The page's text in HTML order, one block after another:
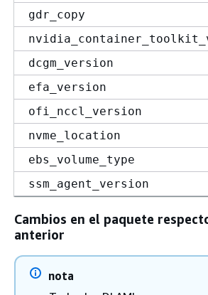
gdr_copy
dcgm_version
efa_version
ofi_nccl_version
nvme_location
ebs_volume_type
ssm_agent_version
Cambios en el paquete
anterior
nota